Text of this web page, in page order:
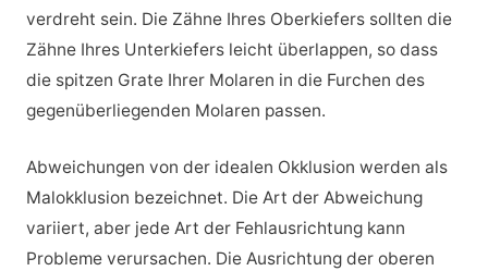
verdreht sein. Die Zähne Ihres Oberkiefers sollten die
Zähne Ihres Unterkiefers leicht überlappen, so dass
die spitzen Grate Ihrer Molaren in die Furchen des
gegenüberliegenden Molaren passen.
Abweichungen von der idealen Okklusion werden als
Malokklusion bezeichnet. Die Art der Abweichung
variiert, aber jede Art der Fehlausrichtung kann
Probleme verursachen. Die Ausrichtung der oberen